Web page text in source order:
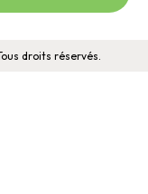
droits réservés.